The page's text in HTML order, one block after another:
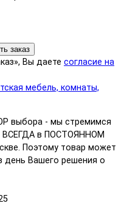
заказ
Вы даете согласие на
выбора - мы стремимся
ВСЕГДА в ПОСТОЯННОМ
Поэтому товар может
день Вашего решения о